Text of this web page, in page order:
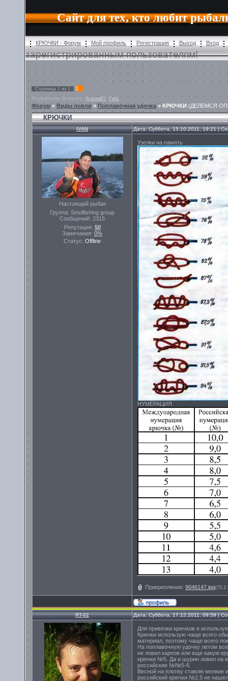
Сайт для тех, кто любит
КРЮЧКИ - Форум Мой профиль Регистрация Выход Вход
зарегистрированным пользователям!
Страница 1 из 1
1
Модератор форума: Кузьма67 Felix
Форум» Виды ловли »Поплавочная удочка » КРЮЧКИ (ДЕЛЕМСЯ
КРЮЧКИ
IVAN Дата: Суббота, 15.10.2011, 19:21 |
Настоящий рыбак
Группа: Smolfishing group
Сообщений: 2315
Репутация: 50
Замечания: 0%
Статус: Offline
Узелки на память
НУМЕРАЦИЯ
Прикрепления: 9046147.jpg(75.2
RT-02 Дата: Суббота, 17.12.2011, 09:59 |
Для привязки крючков я
Крючки использую чаще всего
материал, поэтому чаще всего
На поплавочную удочку летом
не ловил карпов или еще какую
крючки №5. Да и шурин ловил на
российские №№5-6.
Весной на плотву ставлю мелкие
российский крючки №2,5 не